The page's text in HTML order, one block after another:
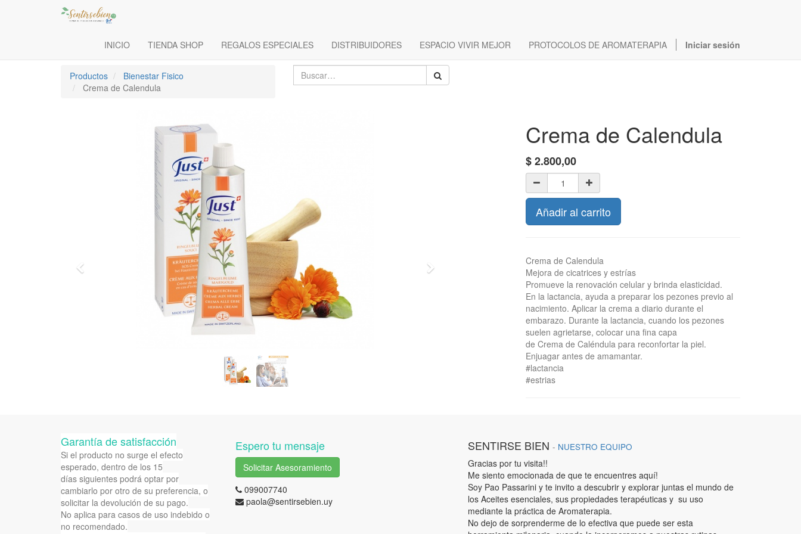
INICIO TIENDA SHOP REGALOS ESPECIALES DISTRIBUIDORES ESPACIO VIVIR MEJOR PROTOCOLOS DE AROMATERAPIA Iniciar sesión
Productos
Bienestar Fisico
Crema de Calendula
Next
Crema de Calendula
$2.800,00
Añadir al carrito
Crema de Calendula
Mejora de cicatrices y estrías
Promueve la renovación celular y brinda elasticidad.
En la lactancia, ayuda a preparar los pezones previo al
nacimiento. Aplicar la crema a diario durante el
embarazo. Durante la lactancia, cuando los pezones
suelen agrietarse, colocar una fina capa
de Crema de Caléndula para reconfortar la piel.
Enjuagar antes de amamantar.
#lactancia
#estrias
Garantía de satisfacción
Si el producto no surge el efecto
esperado, dentro de los 15
días siguientes podrá optar por
cambiarlo por otro de su preferencia, o
solicitar la devolución de su pago.
No aplica para casos de uso indebido o
no recomendado.
Espero tu mensaje
Solicitar Asesoramiento
099007740
paola@sentirsebien.uy
SENTIRSE BIEN - NUESTRO EQUIPO
Gracias por tu visita!!
Me siento emocionada de que te encuentres aquí!
Soy Pao Passarini y te invito a descubrir y explorar juntas el mundo de
los Aceites esenciales, sus propiedades terapéuticas y su uso
mediante la práctica de Aromaterapia.
No dejo de sorprenderme de lo efectiva que puede ser esta